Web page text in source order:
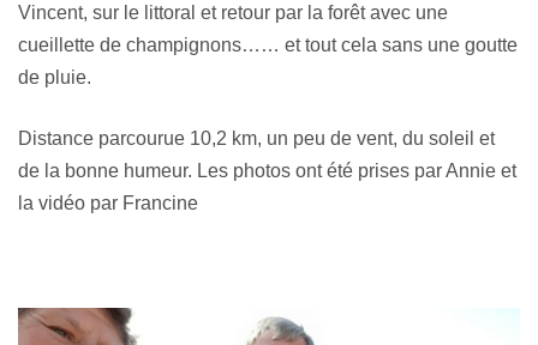
Vincent, sur le littoral et retour par la forêt avec une
cueillette de champignons…… et tout cela sans une goutte
de pluie.
Distance parcourue 10,2 km, un peu de vent, du soleil et
de la bonne humeur. Les photos ont été prises par Annie et
la vidéo par Francine